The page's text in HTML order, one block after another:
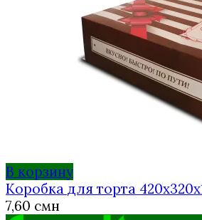
В корзину
Коробка для торта
7,60 смн